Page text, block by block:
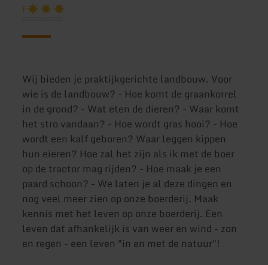
F
Wij bieden je praktijkgerichte landbouw. Voor
wie is de landbouw? - Hoe komt de graankorrel
in de grond? - Wat eten de dieren? - Waar komt
het stro vandaan? - Hoe wordt gras hooi? - Hoe
wordt een kalf geboren? Waar leggen kippen
hun eieren? Hoe zal het zijn als ik met de boer
op de tractor mag rijden? - Hoe maak je een
paard schoon? - We laten je al deze dingen en
nog veel meer zien op onze boerderij. Maak
kennis met het leven op onze boerderij. Een
leven dat afhankelijk is van weer en wind - zon
en regen - een leven "in en met de natuur"!